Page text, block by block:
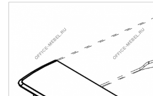
Гос. заказчикам
Клиенты
Заказ каталога